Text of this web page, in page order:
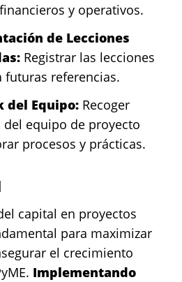
y operativos.
de Lecciones
Registrar las lecciones
futuras referencias.
del Equipo: Recoger
equipo de proyecto
procesos y prácticas.
capital en proyectos
para maximizar
el crecimiento
Implementando